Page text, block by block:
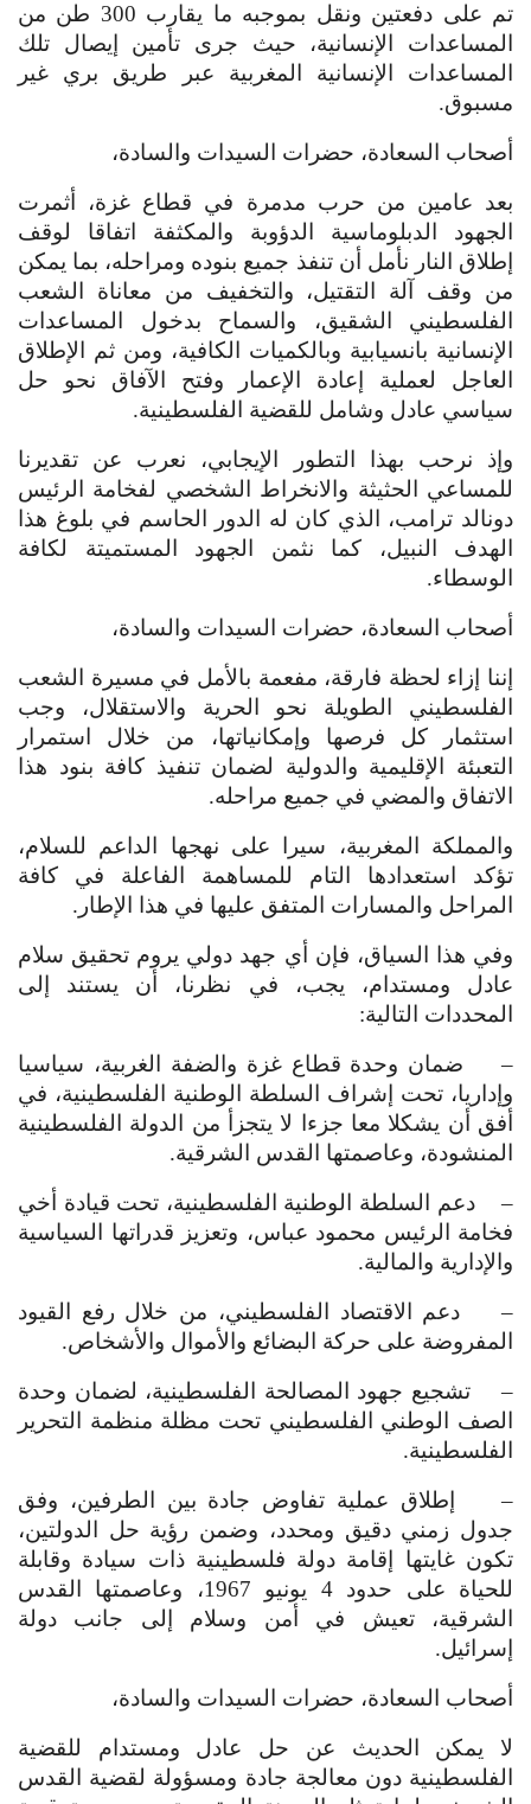
تم على دفعتين ونقل بموجبه ما يقارب 300 طن من
المساعدات الإنسانية، حيث جرى تأمين إيصال تلك
المساعدات الإنسانية المغربية عبر طريق بري غير
مسبوق.
أصحاب السعادة، حضرات السيدات والسادة،
بعد عامين من حرب مدمرة في قطاع غزة، أثمرت
الجهود الدبلوماسية الدؤوبة والمكثفة اتفاقا لوقف
إطلاق النار نأمل أن تنفذ جميع بنوده ومراحله، بما يمكن
من وقف آلة التقتيل، والتخفيف من معاناة الشعب
الفلسطيني الشقيق، والسماح بدخول المساعدات
الإنسانية بانسيابية وبالكميات الكافية، ومن ثم الإطلاق
العاجل لعملية إعادة الإعمار وفتح الآفاق نحو حل
سياسي عادل وشامل للقضية الفلسطينية.
وإذ نرحب بهذا التطور الإيجابي، نعرب عن تقديرنا
للمساعي الحثيثة والانخراط الشخصي لفخامة الرئيس
دونالد ترامب، الذي كان له الدور الحاسم في بلوغ هذا
الهدف النبيل، كما نثمن الجهود المستميتة لكافة
الوسطاء.
أصحاب السعادة، حضرات السيدات والسادة،
إننا إزاء لحظة فارقة، مفعمة بالأمل في مسيرة الشعب
الفلسطيني الطويلة نحو الحرية والاستقلال، وجب
استثمار كل فرصها وإمكانياتها، من خلال استمرار
التعبئة الإقليمية والدولية لضمان تنفيذ كافة بنود هذا
الاتفاق والمضي في جميع مراحله.
والمملكة المغربية، سيرا على نهجها الداعم للسلام،
تؤكد استعدادها التام للمساهمة الفاعلة في كافة
المراحل والمسارات المتفق عليها في هذا الإطار.
وفي هذا السياق، فإن أي جهد دولي يروم تحقيق سلام
عادل ومستدام، يجب، في نظرنا، أن يستند إلى
المحددات التالية:
– ضمان وحدة قطاع غزة والضفة الغربية، سياسيا
وإداريا، تحت إشراف السلطة الوطنية الفلسطينية، في
أفق أن يشكلا معا جزءا لا يتجزأ من الدولة الفلسطينية
المنشودة، وعاصمتها القدس الشرقية.
– دعم السلطة الوطنية الفلسطينية، تحت قيادة أخي
فخامة الرئيس محمود عباس، وتعزيز قدراتها السياسية
والإدارية والمالية.
– دعم الاقتصاد الفلسطيني، من خلال رفع القيود
المفروضة على حركة البضائع والأموال والأشخاص.
– تشجيع جهود المصالحة الفلسطينية، لضمان وحدة
الصف الوطني الفلسطيني تحت مظلة منظمة التحرير
الفلسطينية.
– إطلاق عملية تفاوض جادة بين الطرفين، وفق
جدول زمني دقيق ومحدد، وضمن رؤية حل الدولتين،
تكون غايتها إقامة دولة فلسطينية ذات سيادة وقابلة
للحياة على حدود 4 يونيو 1967، وعاصمتها القدس
الشرقية، تعيش في أمن وسلام إلى جانب دولة
إسرائيل.
أصحاب السعادة، حضرات السيدات والسادة،
لا يمكن الحديث عن حل عادل ومستدام للقضية
الفلسطينية دون معالجة جادة ومسؤولة لقضية القدس